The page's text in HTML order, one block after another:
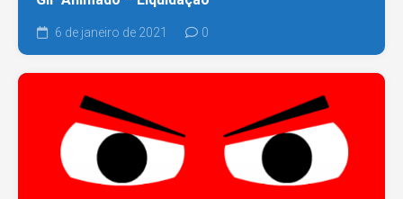
6 de janeiro de 2021 0